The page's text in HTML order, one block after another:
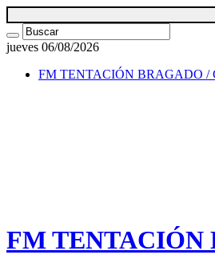
jueves 06/08/2026
FM TENTACIÓN BRAGADO /
FM TENTACIÓN